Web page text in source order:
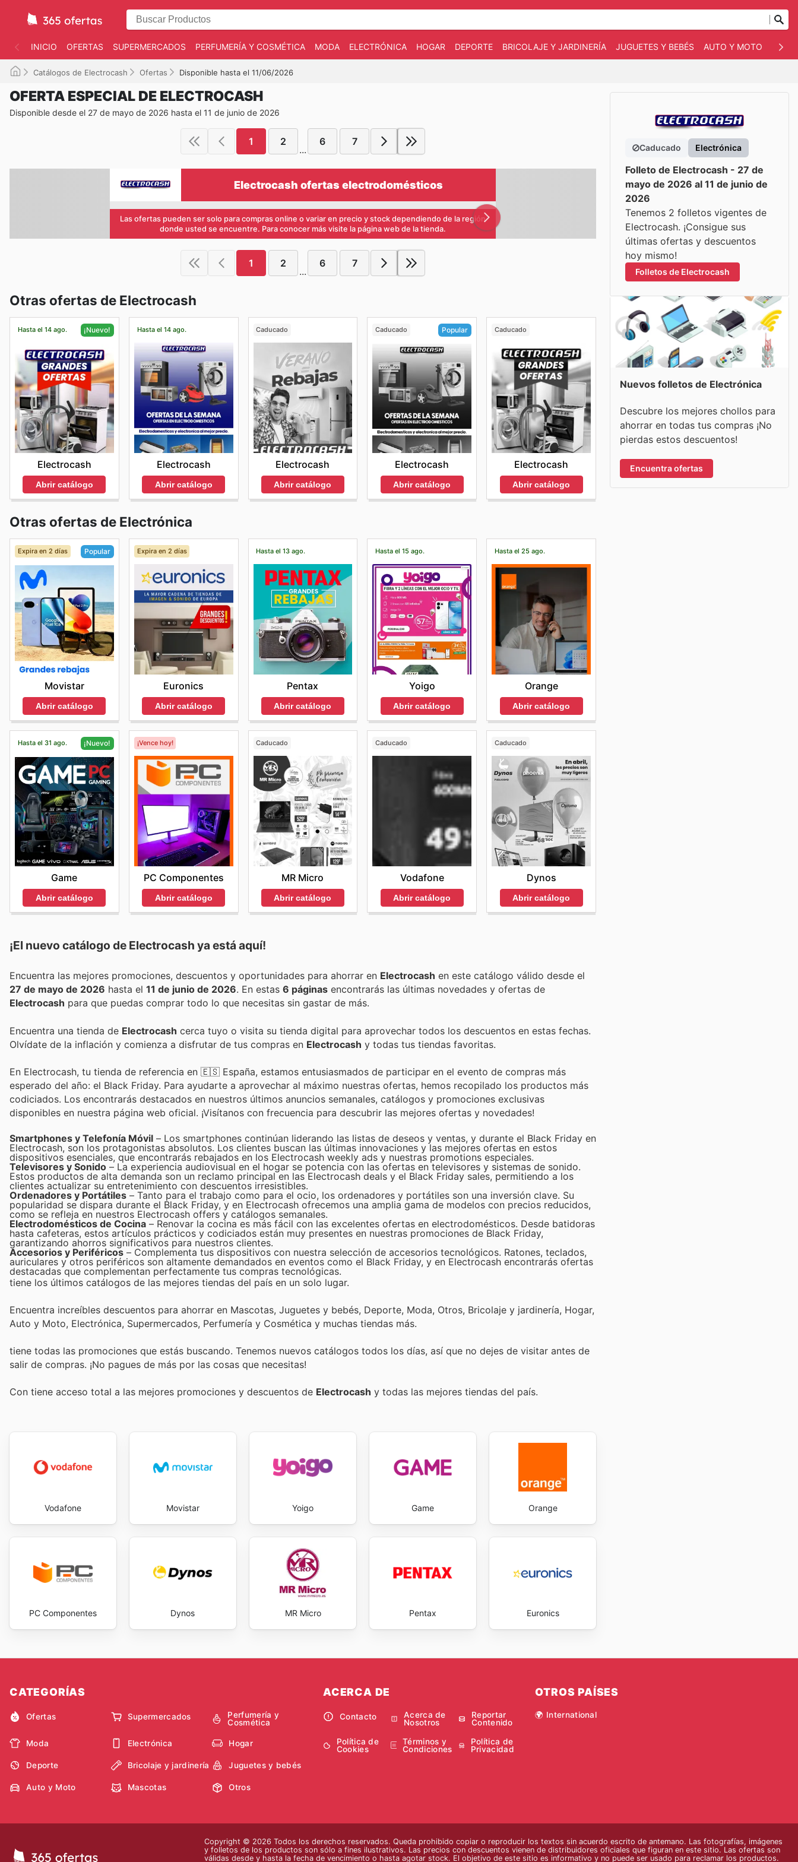
INICIO OFERTAS SUPERMERCADOS PERFUMERÍA Y COSMÉTICA MODA ELECTRÓNICA HOGAR DEPORTE BRICOLAJE Y JARDINERÍA JUGUETES Y BEBÉS AUTO Y MOTO
Catálogos de Electrocash Ofertas Disponible hasta el 11/06/2026
OFERTA ESPECIAL DE ELECTROCASH
Disponible desde el 27 de mayo de 2026 hasta el 11 de junio de 2026
1 2
...
6 7
Electrocash ofertas electrodomésticos
Las ofertas pueden ser solo para compras online o variar en precio y stock dependiendo de la región
donde usted se encuentre. Para conocer más visite la página web de la tienda.
1 2
...
6 7
Otras ofertas de Electrocash
Hasta el 14 ago. ¡Nuevo!
Electrocash
Abrir catálogo
Hasta el 14 ago.
Electrocash
Abrir catálogo
Caducado
Electrocash
Abrir catálogo
Caducado Popular
Electrocash
Abrir catálogo
Caducado
Electrocash
Abrir catálogo
Otras ofertas de Electrónica
Expira en 2 días Popular
Movistar
Abrir catálogo
Expira en 2 días
Euronics
Abrir catálogo
Hasta el 13 ago.
Pentax
Abrir catálogo
Hasta el 15 ago.
Yoigo
Abrir catálogo
Hasta el 25 ago.
Orange
Abrir catálogo
Hasta el 31 ago. ¡Nuevo!
Game
Abrir catálogo
¡Vence hoy!
PC Componentes
Abrir catálogo
Caducado
MR Micro
Abrir catálogo
Caducado
Vodafone
Abrir catálogo
Caducado
Dynos
Abrir catálogo
¡El nuevo catálogo de Electrocash ya está aquí!
Encuentra las mejores promociones, descuentos y oportunidades para ahorrar en Electrocash en este catálogo válido desde el
27 de mayo de 2026 hasta el 11 de junio de 2026 . En estas 6 páginas encontrarás las últimas novedades y ofertas de
Electrocash para que puedas comprar todo lo que necesitas sin gastar de más.
Encuentra una tienda de Electrocash cerca tuyo o visita su tienda digital para aprovechar todos los descuentos en estas fechas.
Olvídate de la inflación y comienza a disfrutar de tus compras en Electrocash y todas tus tiendas favoritas.
En Electrocash, tu tienda de referencia en 🇪🇸 España, estamos entusiasmados de participar en el evento de compras más
esperado del año: el Black Friday. Para ayudarte a aprovechar al máximo nuestras ofertas, hemos recopilado los productos más
codiciados. Los encontrarás destacados en nuestros últimos anuncios semanales, catálogos y promociones exclusivas
disponibles en nuestra página web oficial. ¡Visítanos con frecuencia para descubrir las mejores ofertas y novedades!
Smartphones y Telefonía Móvil – Los smartphones continúan liderando las listas de deseos y ventas, y durante el Black Friday en
Electrocash, son los protagonistas absolutos. Los clientes buscan las últimas innovaciones y las mejores ofertas en estos
dispositivos esenciales, que encontrarás rebajados en los Electrocash weekly ads y nuestras promotions especiales.
Televisores y Sonido – La experiencia audiovisual en el hogar se potencia con las ofertas en televisores y sistemas de sonido.
Estos productos de alta demanda son un reclamo principal en las Electrocash deals y el Black Friday sales, permitiendo a los
clientes actualizar su entretenimiento con descuentos irresistibles.
Ordenadores y Portátiles – Tanto para el trabajo como para el ocio, los ordenadores y portátiles son una inversión clave. Su
popularidad se dispara durante el Black Friday, y en Electrocash ofrecemos una amplia gama de modelos con precios reducidos,
como se refleja en nuestros Electrocash offers y catálogos semanales.
Electrodomésticos de Cocina – Renovar la cocina es más fácil con las excelentes ofertas en electrodomésticos. Desde batidoras
hasta cafeteras, estos artículos prácticos y codiciados están muy presentes en nuestras promociones de Black Friday,
garantizando ahorros significativos para nuestros clientes.
Accesorios y Periféricos – Complementa tus dispositivos con nuestra selección de accesorios tecnológicos. Ratones, teclados,
auriculares y otros periféricos son altamente demandados en eventos como el Black Friday, y en Electrocash encontrarás ofertas
destacadas que complementan perfectamente tus compras tecnológicas.
tiene los últimos catálogos de las mejores tiendas del país en un solo lugar.
Encuentra increíbles descuentos para ahorrar en Mascotas, Juguetes y bebés, Deporte, Moda, Otros, Bricolaje y jardinería, Hogar,
Auto y Moto, Electrónica, Supermercados, Perfumería y Cosmética y muchas tiendas más.
tiene todas las promociones que estás buscando. Tenemos nuevos catálogos todos los días, así que no dejes de visitar antes de
salir de compras. ¡No pagues de más por las cosas que necesitas!
Con tiene acceso total a las mejores promociones y descuentos de Electrocash y todas las mejores tiendas del país.
Vodafone Movistar Yoigo Game Orange
PC Componentes Dynos MR Micro Pentax Euronics
Caducado Electrónica
Folleto de Electrocash - 27 de
mayo de 2026 al 11 de junio de
2026
Tenemos 2 folletos vigentes de
Electrocash. ¡Consigue sus
últimas ofertas y descuentos
hoy mismo!
Folletos de Electrocash
Nuevos folletos de Electrónica
Descubre los mejores chollos para
ahorrar en todas tus compras ¡No
pierdas estos descuentos!
Encuentra ofertas
CATEGORÍAS
Ofertas Supermercados
Perfumería y
Cosmética
Moda Electrónica Hogar
Deporte Bricolaje y jardinería Juguetes y bebés
Auto y Moto Mascotas Otros
ACERCA DE
Contacto
Acerca de
Nosotros
Reportar
Contenido
Política de
Cookies
Términos y
Condiciones
Política de
Privacidad
OTROS PAÍSES
🌍 International
Copyright © 2026 Todos los derechos reservados. Queda prohibido copiar o reproducir los textos sin acuerdo escrito de antemano. Las fotografías, imágenes
y folletos de los productos son sólo a fines ilustrativos. Las precios con descuentos vienen de distribuidores oficiales que figuran en este sitio. Las ofertas son
válidas desde y hasta la fecha de vencimiento o hasta agotar stock. El objetivo de este sitio es informativo y no puede ser usado para reclamar los productos.